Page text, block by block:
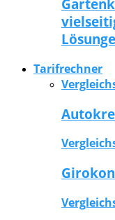
Tarifrechner